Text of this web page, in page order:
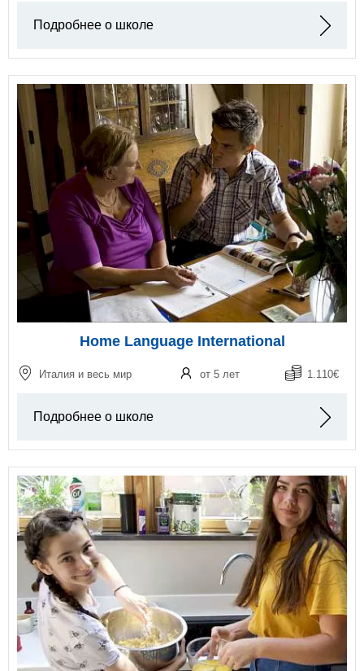
Подробнее о школе
Home Language International
Италия и весь мир от 5 лет 1.110€
Подробнее о школе